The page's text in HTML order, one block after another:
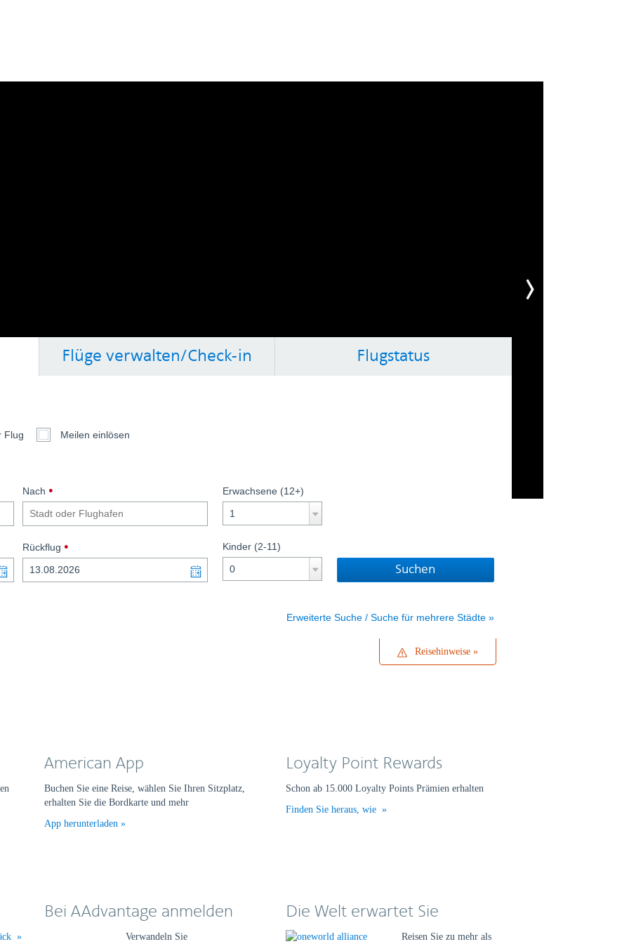
Flüge verwalten/Check-in Flugstatus
new window.
one way
Flug Meilen einlösen
Nach
Open Calendar: to navigate the calendar, use the control key with the arrow keys
Rückflug
Open Calendar: to navigate the calendar, use the control key with the arrow
Erwachsene (12+)
Kinder (2-11)
Erweiterte Suche / Suche für mehrere Städte
Reisehinweise Reisehinweise
American App
Buchen Sie eine Reise, wählen Sie Ihren Sitzplatz,
erhalten Sie die Bordkarte und mehr
App herunterladen
Loyalty Point Rewards
Schon ab 15.000 Loyalty Points Prämien erhalten
Finden Sie heraus, wie
Bei AAdvantage anmelden
Verwandeln Sie
Die Welt erwartet Sie
Reisen Sie zu mehr als